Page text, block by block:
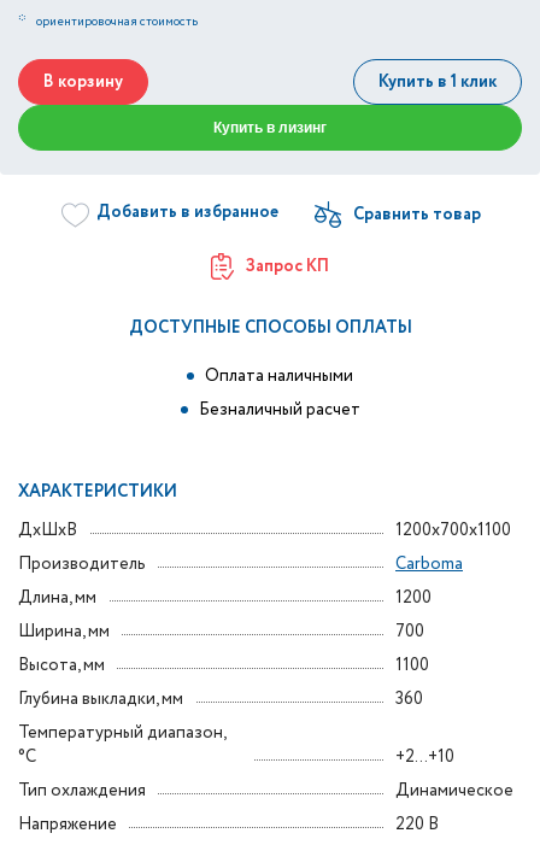
* ориентировочная стоимость
В корзину Купить в 1 клик
Купить в лизинг
Добавить в избранное
Запрос КП
ДОСТУПНЫЕ СПОСОБЫ ОПЛАТЫ
Оплата наличными
Безналичный расчет
ХАРАКТЕРИСТИКИ
ДxШxВ
1200x700x1100
Производитель
Carboma
Длина, мм
1200
Ширина, мм
700
Высота, мм
1100
Глубина выкладки, мм
360
Температурный диапазон,
°C
+2...+10
Тип охлаждения
Динамическое
Напряжение
220 В